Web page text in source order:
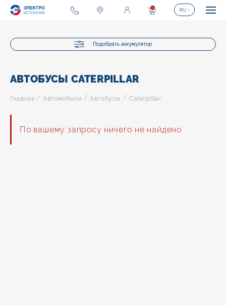
Подобрать аккумулятор
АВТОБУСЫ CATERPILLAR
Главная /Автомобили /Автобусы /Caterpillar
По вашему запросу ничего не найдено
0 RU